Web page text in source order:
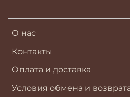
О нас
Контакты
Оплата и доставка
Условия обмена и